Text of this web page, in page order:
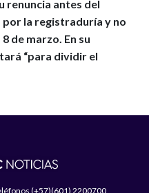
renuncia antes del
la registraduría y no
de marzo. En su
“para dividir el
(+57)(601) 2200700